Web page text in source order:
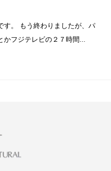
す。 もう終わりましたが、パ
フジテレビの２７時間...